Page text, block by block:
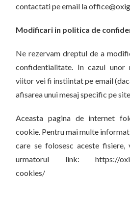
contactati pe email la
Modificari in politica de
Ne rezervam dreptul de a
confidentialitate. In cazul unor
viitor vei fi instiintat pe email
afisarea unui mesaj specific pe
Aceasta pagina de internet
cookie. Pentru mai multe
care se folosesc aceste fisiere,
urmatorul link: https://
cookies/